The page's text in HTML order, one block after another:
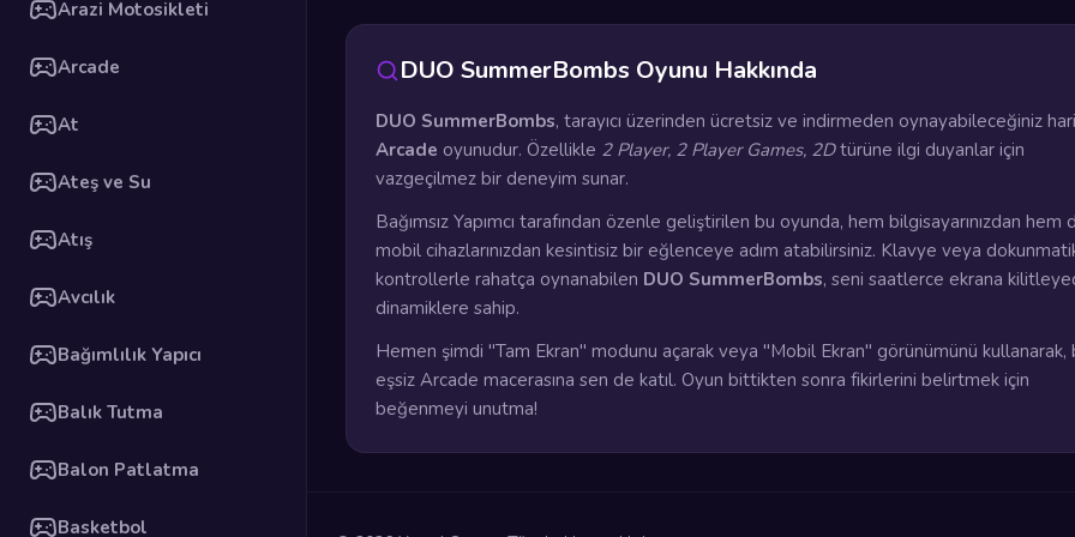
Arazi Motosikleti
Arcade
At
Ateş ve Su
Atış
Avcılık
Bağımlılık Yapıcı
Balık Tutma
Balon Patlatma
Basketbol
DUO SummerBombs Oyunu Hakkında
DUO SummerBombs, tarayıcı üzerinden ücretsiz ve indirmeden oynayabileceğiniz
Arcade oyunudur. Özellikle 2 Player, 2 Player Games, 2Dtürüne ilgi duyanlar için
vazgeçilmez bir deneyim sunar.
Bağımsız Yapımcı tarafından özenle geliştirilen bu oyunda, hem bilgisayarınızdan hem
mobil cihazlarınızdan kesintisiz bir eğlenceye adım atabilirsiniz. Klavye veya
kontrollerle rahatça oynanabilen DUO SummerBombs, seni saatlerce ekrana
dinamiklere sahip.
Hemen şimdi "Tam Ekran" modunu açarak veya "Mobil Ekran" görünümünü kullanarak,
eşsiz Arcade macerasına sen de katıl. Oyun bittikten sonra fikirlerini belirtmek için
beğenmeyi unutma!